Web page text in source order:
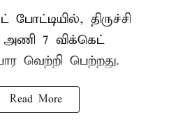
போட்டியில், திருச்சி
7 விக்கெட்
வெற்றி பெற்றது.
Read More